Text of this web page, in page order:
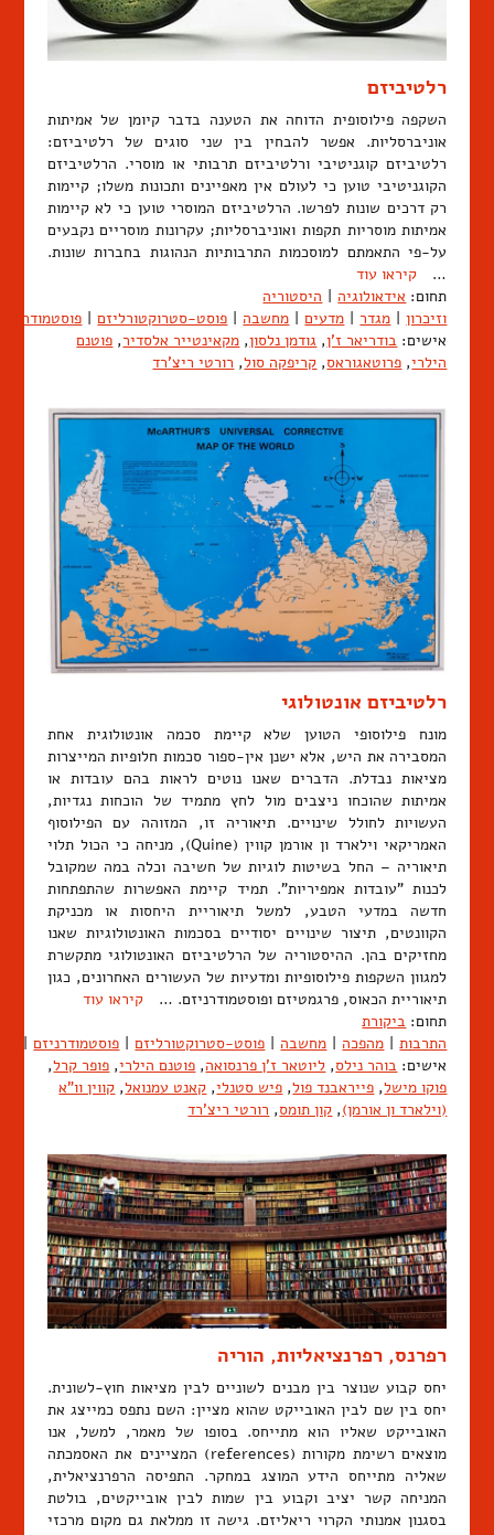
רלטיביזם
השקפה פילוסופית הדוחה את הטענה בדבר קיומן של אמיתות
אוניברסליות. אפשר להבחין בין שני סוגים של רלטיביזם:
רלטיביזם קוגניטיבי ורלטיביזם תרבותי או מוסרי. הרלטיביזם
הקוגניטיבי טוען כי לעולם אין מאפיינים ותכונות משלו; קיימות
רק דרכים שונות לפרשו. הרלטיביזם המוסרי טוען כי לא קיימות
אמיתות מוסריות תקפות ואוניברסליות; עקרונות מוסריים נקבעים
על-פי התאמתם למוסכמות התרבותיות הנהוגות בחברות שונות.
… קיראו עוד
תחום: אידאולוגיה | היסטוריה
וזיכרון | מגדר | מדעים | מחשבה | פוסט-סטרוקטורליזם |
אישים: בודריאר ז'ן, גודמן נלסון, מקאינטייר אלסדיר, פוטנם
הילרי, פרוטאגוראס, קריפקה סול, רורטי ריצ'רד
רלטיביזם אונטולוגי
מונח פילוסופי הטוען שלא קיימת סכמה אונטולוגית אחת
המסבירה את היש, אלא ישנן אין-ספור סכמות חלופיות המייצרות
מציאות נבדלת. הדברים שאנו נוטים לראות בהם עובדות או
אמיתות שהוכחו ניצבים מול לחץ מתמיד של הוכחות נגדיות,
העשויות לחולל שינויים. תיאוריה זו, המזוהה עם הפילוסוף
האמריקאי וילארד ון אורמן קווין (Quine), מניחה כי הכול תלוי
תיאוריה – החל בשיטות לוגיות של חשיבה וכלה במה שמקובל
לכנות "עובדות אמפיריות". תמיד קיימת האפשרות שהתפתחות
חדשה במדעי הטבע, למשל תיאוריית היחסות או מכניקת
הקוונטים, תיצור שינויים יסודיים בסכמות האונטולוגיות שאנו
מחזיקים בהן. ההיסטוריה של הרלטיביזם האונטולוגי מתקשרת
למגוון השקפות פילוסופיות ומדעיות של העשורים האחרונים, כגון
תיאוריית הכאוס, פרגמטיזם ופוסטמודרניזם. … קיראו עוד
תחום: ביקורת
התרבות | מהפכה | מחשבה | פוסט-סטרוקטורליזם | פוסטמודרניזם |
אישים: בוהר נילס, ליוטאר ז'ן פרנסואה, פוטנם הילרי, פופר קרל,
פוקו מישל, פייראבנד פול, פיש סטנלי, קאנט עמנואל, קווין וו"א
(וילארד ון אורמן), קון תומס, רורטי ריצ'רד
רפרנס, רפרנציאליות, הוריה
יחס קבוע שנוצר בין מבנים לשוניים לבין מציאות חוץ-לשונית.
יחס בין שם לבין האובייקט שהוא מציין: השם נתפס כמייצג את
האובייקט שאליו הוא מתייחס. בסופו של מאמר, למשל, אנו
מוצאים רשימת מקורות (references) המציינים את האסמכתה
שאליה מתייחס הידע המוצג במחקר. התפיסה הרפרנציאלית,
המניחה קשר יציב וקבוע בין שמות לבין אובייקטים, בולטת
בסגנון אמנותי הקרוי ריאליזם. גישה זו ממלאת גם מקום מרכזי